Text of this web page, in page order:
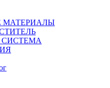
МАТЕРИАЛЫ